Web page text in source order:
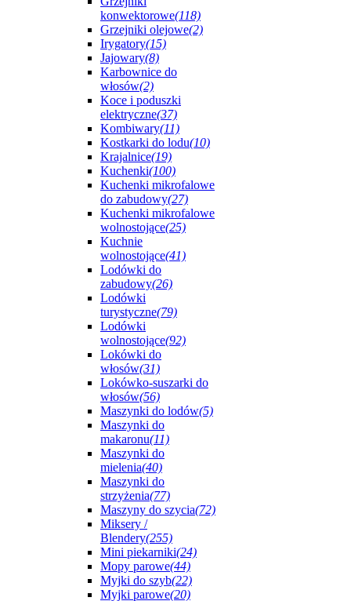
konwektorowe(118)
Grzejniki olejowe(2)
Irygatory(15)
Jajowary(8)
Karbownice do
włosów(2)
Koce i poduszki
elektryczne(37)
Kombiwary(11)
Kostkarki do lodu(10)
Krajalnice(19)
Kuchenki(100)
Kuchenki mikrofalowe
do zabudowy(27)
Kuchenki mikrofalowe
wolnostojące(25)
Kuchnie
wolnostojące(41)
Lodówki do
zabudowy(26)
Lodówki
turystyczne(79)
Lodówki
wolnostojące(92)
Lokówki do
włosów(31)
Lokówko-suszarki do
włosów(56)
Maszynki do lodów(5)
Maszynki do
makaronu(11)
Maszynki do
mielenia(40)
Maszynki do
strzyżenia(77)
Maszyny do szycia(72)
Miksery /
Blendery(255)
Mini piekarniki(24)
Mopy parowe(44)
Myjki do szyb(22)
Myjki parowe(20)